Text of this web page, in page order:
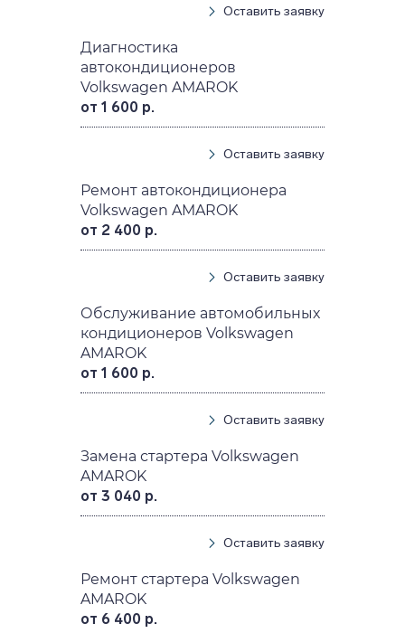
Оставить заявку
Диагностика
автокондиционеров
Volkswagen AMAROK
от 1 600 р.
Оставить заявку
Ремонт автокондиционера
Volkswagen AMAROK
от 2 400 р.
Оставить заявку
Обслуживание автомобильных
кондиционеров Volkswagen
AMAROK
от 1 600 р.
Оставить заявку
Замена стартера Volkswagen
AMAROK
от 3 040 р.
Оставить заявку
Ремонт стартера Volkswagen
AMAROK
от 6 400 р.